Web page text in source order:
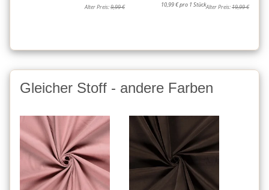
Alter Preis:9,99 € 10,99 € pro 1 StückAlter Preis:19,99 €
Gleicher Stoff - andere Farben